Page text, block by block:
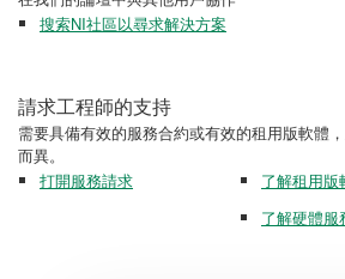
搜索NI社區以尋求解決方案
請求工程師的支持
需要具備有效的服務合約或有效的租用版軟體
而異。
打開服務請求
了解租用版
了解硬體服